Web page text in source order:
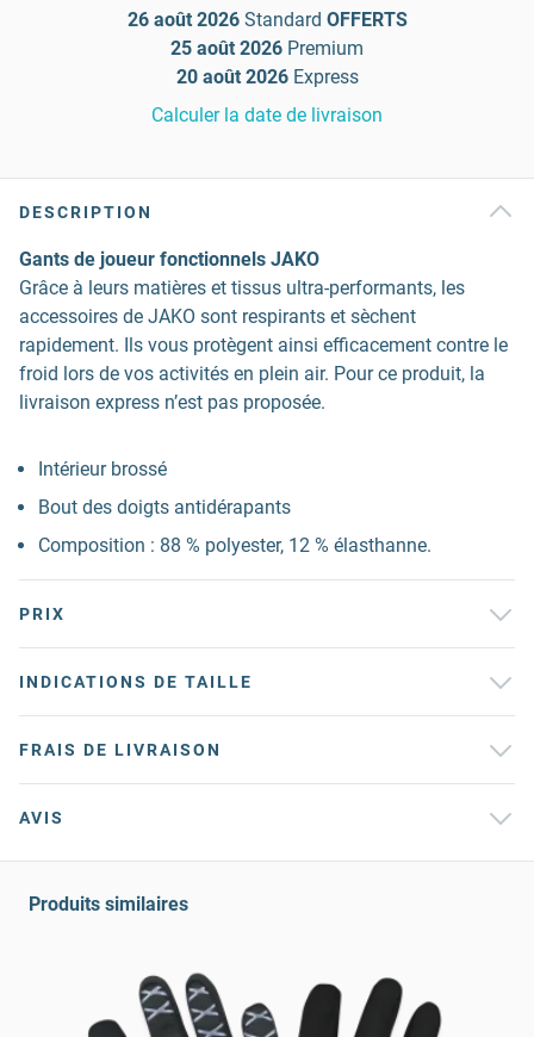
26 août 2026 Standard OFFERTS
25 août 2026 Premium
20 août 2026 Express
Calculer la date de livraison
DESCRIPTION
Gants de joueur fonctionnels JAKO
Grâce à leurs matières et tissus ultra-performants, les
accessoires de JAKO sont respirants et sèchent
rapidement. Ils vous protègent ainsi efficacement contre le
froid lors de vos activités en plein air. Pour ce produit, la
livraison express n’est pas proposée.
Intérieur brossé
Bout des doigts antidérapants
Composition : 88 % polyester, 12 % élasthanne.
PRIX
INDICATIONS DE TAILLE
FRAIS DE LIVRAISON
AVIS
Produits similaires